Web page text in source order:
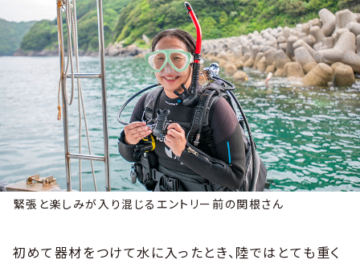
緊張と楽しみが入り混じるエントリー前の関根さん
初めて器材をつけて水に入ったとき、陸ではとても重く